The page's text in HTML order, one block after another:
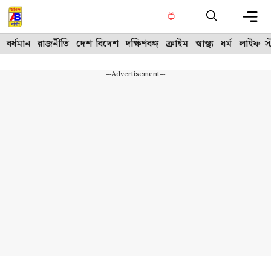
Skip
to
content
বর্ধমান রাজনীতি দেশ-বিদেশ দক্ষিণবঙ্গ ক্রাইম স্বাস্থ্য ধর্ম লাইফ-
---Advertisement---